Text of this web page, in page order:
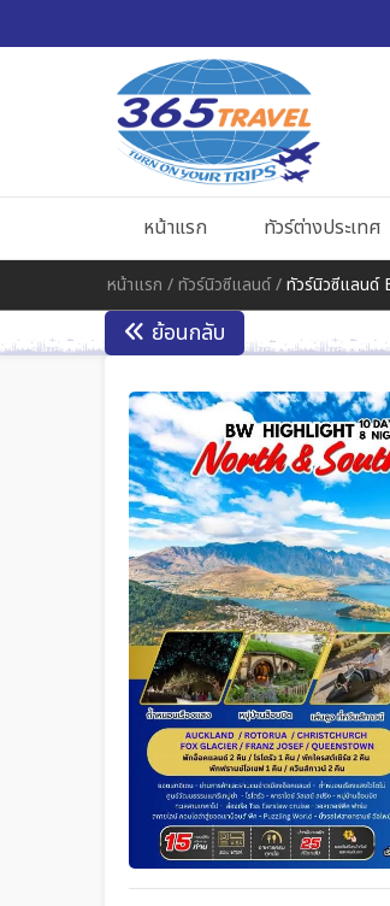
หน้าแรก ทัวร์ต่างประเทศ
หน้าแรก /ทัวร์นิวซีแลนด์/ทัวร์นิวซีแลนด์
ย้อนกลับ